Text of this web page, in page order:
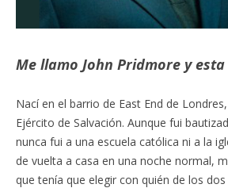
Me llamo John Pridmore y
Nací en el barrio de East End de
Ejército de Salvación. Aunque fui
nunca fui a una escuela católica ni a la
de vuelta a casa en una noche normal,
que tenía que elegir con quién de los